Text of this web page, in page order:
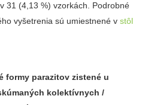
31 (4,13 %) vzorkách. Podrobné
vyšetrenia sú umiestnené v stôl
formy parazitov zistené u
kolektívnych /